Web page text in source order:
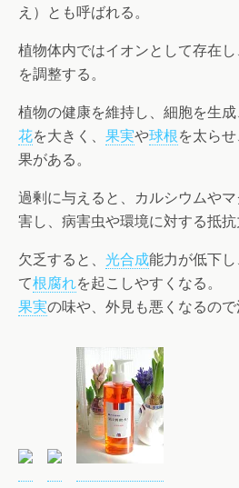
え）とも呼ばれる。
植物体内ではイオンとして存在
を調整する。
植物の健康を維持し、細胞を生成
花を大きく、 果実や球根を太ら
果がある。
過剰に与えると、カルシウムや
害し、病害虫や環境に対する抵抗
欠乏すると、 光合成能力が低下
て根腐れを起こしやすくなる。
果実の味や、外見も悪くなるので